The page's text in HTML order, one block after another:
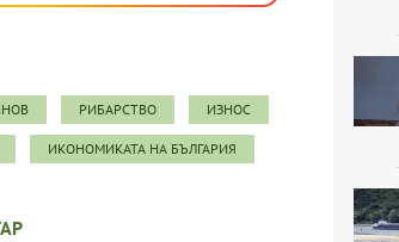
РИБАРСТВО ИЗНОС
ИКОНОМИКАТА НА БЪЛГАРИЯ